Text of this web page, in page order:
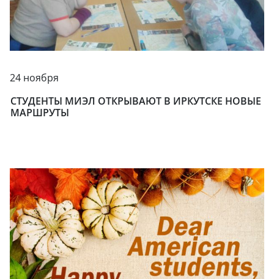
24 ноября
СТУДЕНТЫ МИЭЛ ОТКРЫВАЮТ В ИРКУТСКЕ НОВЫЕ
МАРШРУТЫ